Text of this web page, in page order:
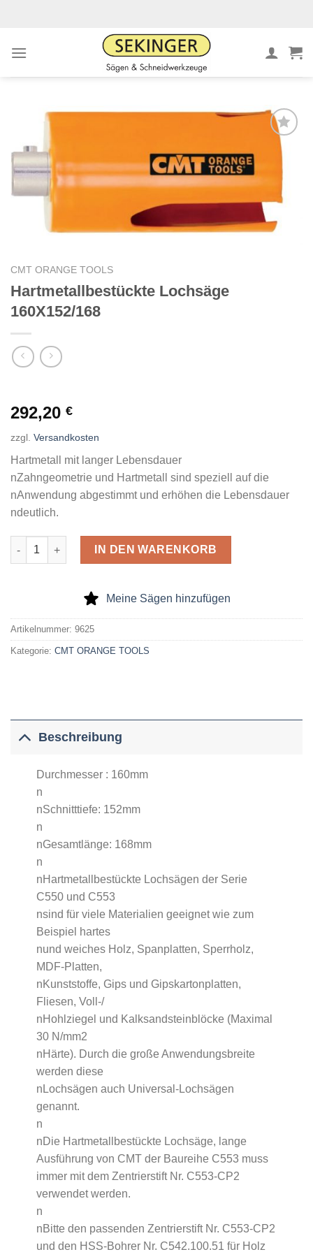
Meine
Sägen
hinzufügen
CMT ORANGE TOOLS
Hartmetallbestückte Lochsäge
160X152/168
292,20 €
zzgl. Versandkosten
Hartmetall mit langer Lebensdauer
nZahngeometrie und Hartmetall sind speziell auf die
nAnwendung abgestimmt und erhöhen die Lebensdauer
ndeutlich.
Hartmetallbestückte Lochsäge 160X152/168 Menge
IN DEN WARENKORB
Meine Sägen hinzufügen
Artikelnummer: 9625
Kategorie: CMT ORANGE TOOLS
Beschreibung
Durchmesser : 160mm
n
nSchnitttiefe: 152mm
n
nGesamtlänge: 168mm
n
nHartmetallbestückte Lochsägen der Serie
C550 und C553
nsind für viele Materialien geeignet wie zum
Beispiel hartes
nund weiches Holz, Spanplatten, Sperrholz,
MDF-Platten,
nKunststoffe, Gips und Gipskartonplatten,
Fliesen, Voll-/
nHohlziegel und Kalksandsteinblöcke (Maximal
30 N/mm2
nHärte). Durch die große Anwendungsbreite
werden diese
nLochsägen auch Universal-Lochsägen
genannt.
n
nDie Hartmetallbestückte Lochsäge, lange
Ausführung von CMT der Baureihe C553 muss
immer mit dem Zentrierstift Nr. C553-CP2
verwendet werden.
n
nBitte den passenden Zentrierstift Nr. C553-CP2
und den HSS-Bohrer Nr. C542.100.51 für Holz